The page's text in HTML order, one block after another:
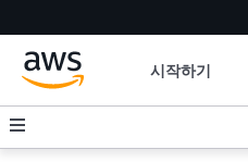
시작하기